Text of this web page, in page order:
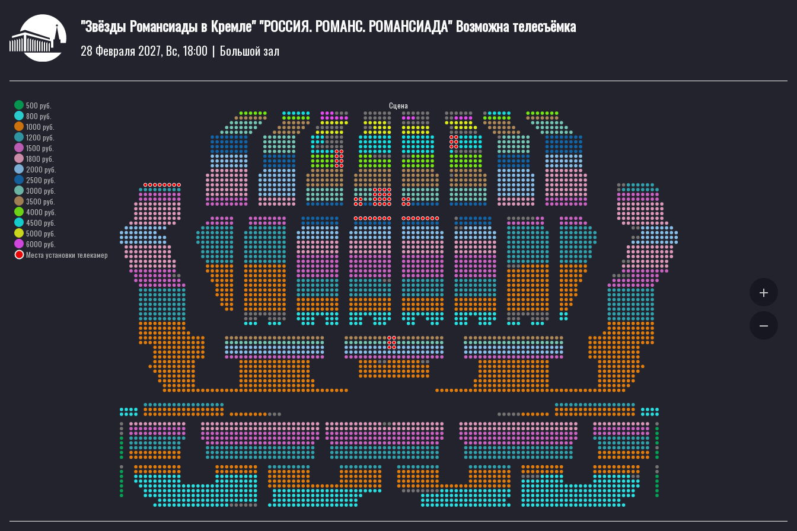
"Звёзды Романсиады в Кремле" "РОССИЯ. РОМАНС. РОМАНСИАДА" Возможна телесъёмка
28 Февраля 2027, Вс, 18:00 | Большой зал
500 руб.
800 руб.
1000 руб.
1200 руб.
1500 руб.
1800 руб.
2000 руб.
2500 руб.
3000 руб.
3500 руб.
4000 руб.
4500 руб.
5000 руб.
6000 руб.
Места установки телекамер
Сцена